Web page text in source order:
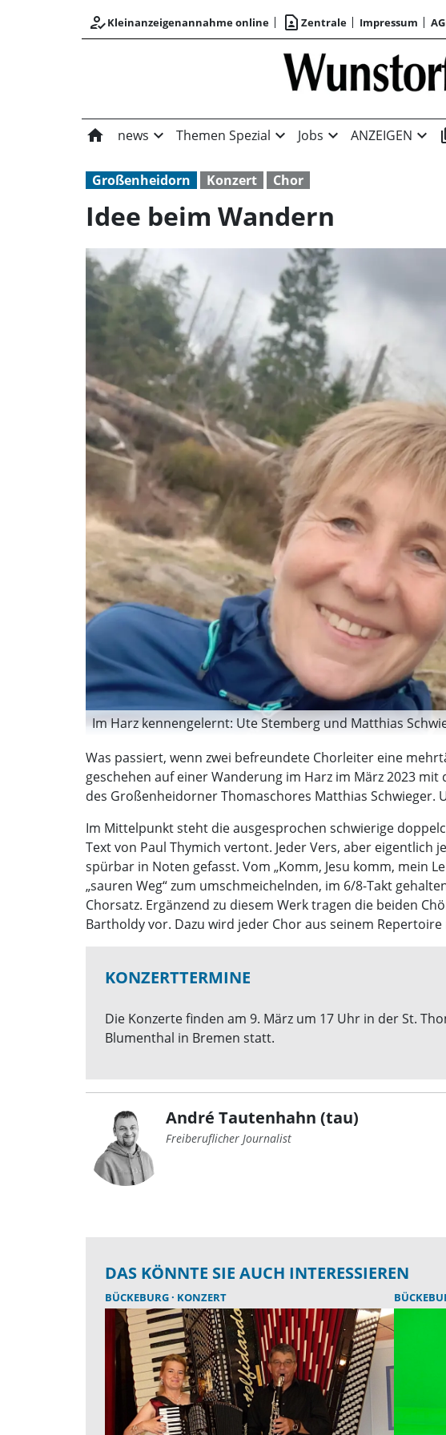
how_to_regKleinanzeigenannahme online contact_page Zentrale Impressum
home news expand_more Themen Spezial expand_more Jobs expand_more ANZEIGEN expand_more
Großenheidorn Konzert Chor
Idee beim Wandern
Im Harz kennengelernt: Ute Stemberg und Matthias
Was passiert, wenn zwei befreundete Chorleiter eine
geschehen auf einer Wanderung im Harz im März 2023
des Großenheidorner Thomaschores Matthias Schwieger.
Im Mittelpunkt steht die ausgesprochen schwierige
Text von Paul Thymich vertont. Jeder Vers, aber
spürbar in Noten gefasst. Vom „Komm, Jesu komm, mein
„sauren Weg“ zum umschmeichelnden, im 6/8-Takt
Chorsatz. Ergänzend zu diesem Werk tragen die beiden
Bartholdy vor. Dazu wird jeder Chor aus seinem
KONZERTTERMINE
Die Konzerte finden am 9. März um 17 Uhr in der St.
Blumenthal in Bremen statt.
André Tautenhahn (tau)
Freiberuflicher Journalist
DAS KÖNNTE SIE AUCH INTERESSIEREN
BÜCKEBURG KONZERT